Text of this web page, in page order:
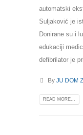
automatski
Suljaković je
Donirane su i
edukaciji
defibrilator je
By JU DOM
READ MORE...